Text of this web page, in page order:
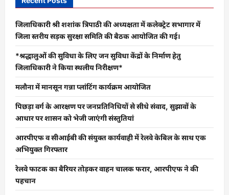
जिलाधिकारी श्री शशांक त्रिपाठी की अध्यक्षता में कलेक्ट्रेट सभागार में
जिला स्तरीय सड़क सुरक्षा समिति की बैठक आयोजित की गई।
*श्रद्धालुओं की सुविधा के लिए जन सुविधा केंद्रों के निर्माण हेतु
जिलाधिकारी ने किया स्थलीय निरीक्षण*
मलौना में मानसून गन्ना प्लांटिंग कार्यक्रम आयोजित
पिछड़ा वर्ग के आरक्षण पर जनप्रतिनिधियों से सीधे संवाद, सुझावों के
आधार पर शासन को भेजी जाएंगी संस्तुतियां
आरपीएफ व सीआईबी की संयुक्त कार्यवाही में रेलवे केबिल के साथ एक
अभियुक्त गिरफ्तार
रेलवे फाटक का बैरियर तोड़कर वाहन चालक फरार, आरपीएफ ने की
पहचान